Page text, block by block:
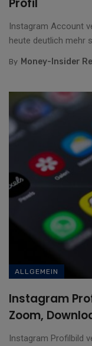
Profil
Instagram Account
heute deutlich mehr
By Money-Insider
ALLGEMEIN
Instagram
Zoom,
Instagram Profilbild